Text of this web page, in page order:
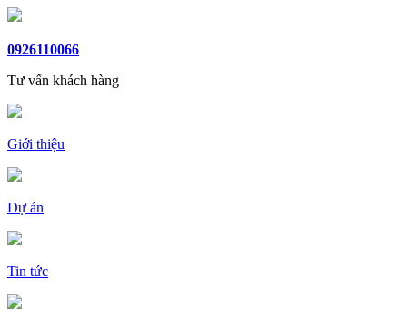
0926110066
Tư vấn khách hàng
Giới thiệu
Dự án
Tin tức